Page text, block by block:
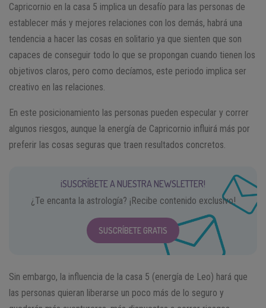
Capricornio en la casa 5 implica un desafío para las personas de
establecer más y mejores relaciones con los demás, habrá una
tendencia a hacer las cosas en solitario ya que sienten que son
capaces de conseguir todo lo que se propongan cuando tienen los
objetivos claros, pero como decíamos, este periodo implica ser
creativo en las relaciones.
En este posicionamiento las personas pueden especular y correr
algunos riesgos, aunque la energía de Capricornio influirá más por
preferir las cosas seguras que traen resultados concretos.
¡SUSCRÍBETE A NUESTRA NEWSLETTER!
¿Te encanta la astrología? ¡Recibe contenido exclusivo!
SUSCRÍBETE GRATIS
Sin embargo, la influencia de la casa 5 (energía de Leo) hará que
las personas quieran liberarse un poco más de lo seguro y